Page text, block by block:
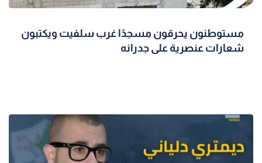
مستوطنون يحرقون مسجدًا غرب سلفيت ويكتبون
شعارات عنصرية على جدرانه